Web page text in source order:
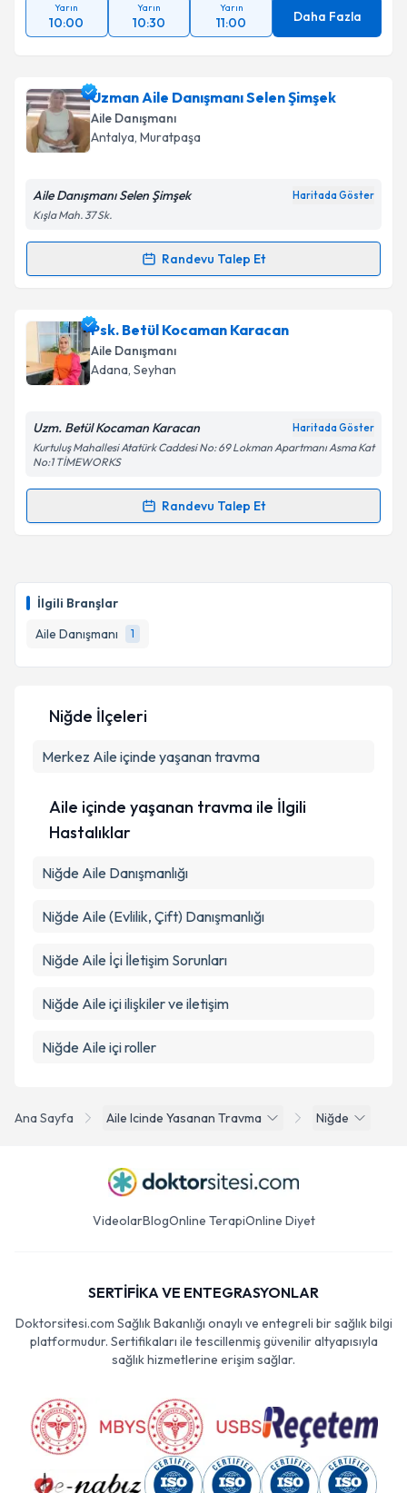
İlgili Branşlar
Aile Danışmanı
1
Yarın
10:00
Yarın
10:30
Yarın
11:00 Daha Fazla
Uzman Aile Danışmanı Selen Şimşek
Aile Danışmanı
Antalya, Muratpaşa
Aile Danışmanı Selen Şimşek Haritada Göster
Kışla Mah. 37 Sk.
Randevu Talep Et
Randevu Takvimi Talebi
Uzman Aile Danışmanı Selen Şimşek
takvimi talebi oluşturun. Size bu uzmandan randevu
almanız için bir takvim hazırlandığında e-posta ile
bilgilendireceğiz.
Kişisel verilerimin işlenmesine ilişkin
Metni'ni okudum ve kişisel verilerimin belirtilen
Psk. Betül Kocaman Karacan
Aile Danışmanı
Adana, Seyhan
Uzm. Betül Kocaman Karacan Haritada Göster
Kurtuluş Mahallesi Atatürk Caddesi No: 69 Lokman Apartmanı Asma Kat
No:1 TİMEWORKS
Randevu Talep Et
Randevu Takvimi Talebi
için bir takvim hazırlandığında e-posta ile
bilgilendireceğiz.
E-posta Adresiniz
Kişisel verilerimin işlenmesine ilişkin
Ana Sayfa Aile Icinde Yasanan Travma Niğde
Niğde İlçeleri
Merkez Aile içinde yaşanan travma
Aile içinde yaşanan travma ile İlgili
Hastalıklar
Niğde Aile Danışmanlığı
Niğde Aile (Evlilik, Çift) Danışmanlığı
Niğde Aile İçi İletişim Sorunları
Niğde Aile içi ilişkiler ve iletişim
Niğde Aile içi roller
VideolarBlogOnline TerapiOnline Diyet
SERTİFİKA VE ENTEGRASYONLAR
Doktorsitesi.com Sağlık Bakanlığı onaylı ve entegreli bir sağlık bilgi
platformudur. Sertifikaları ile tescillenmiş güvenilir altyapısıyla
sağlık hizmetlerine erişim sağlar.